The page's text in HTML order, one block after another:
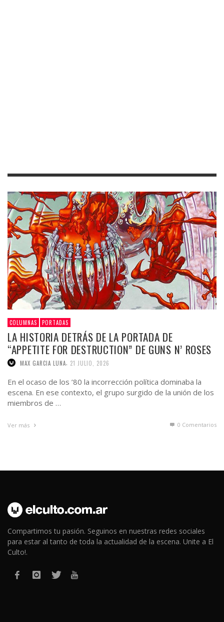
COLUMNAS PORTADAS
LA HISTORIA DETRÁS DE LA PORTADA DE
“APPETITE FOR DESTRUCTION” DE GUNS N’ ROSES
MAX GARCIA LUNA 21 JULIO, 2026
En el ocaso de los ’80 la incorrección política dominaba la
escena. En ese contexto, el grupo surgido de la unión de los
miembros de …
Ver más 0 Comentarios
Compartimos tu pasión. Seguinos en nuestras redes sociales
para estar al tanto de toda la actualidad de la escena. Unite a El
Culto!.